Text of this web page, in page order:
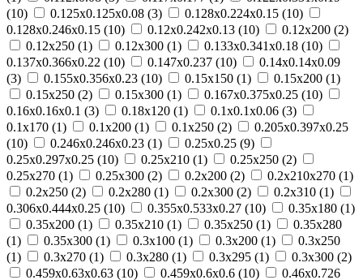
(10) 0.125х0.125х0.08 (3) 0.128х0.224х0.15 (10)
0.128х0.246х0.15 (10) 0.12х0.242х0.13 (10) 0.12х200 (2)
0.12х250 (1) 0.12х300 (1) 0.133х0.341х0.18 (10)
0.137х0.366х0.22 (10) 0.147х0.237 (10)
0.14х0.14х0.09
(3) 0.155х0.356х0.23 (10) 0.15х150 (1) 0.15х200 (1)
0.15х250 (2) 0.15х300 (1) 0.167х0.375х0.25 (10)
0.16х0.16х0.1 (3) 0.18х120 (1) 0.1х0.1х0.06 (3)
0.1х170 (1) 0.1х200 (1) 0.1х250 (2)
0.205х0.397х0.25
(10) 0.246х0.246х0.23 (1) 0.25х0.25 (9)
0.25х0.297х0.25 (10) 0.25х210 (1) 0.25х250 (2)
0.25х270 (1) 0.25х300 (2) 0.2х200 (2) 0.2х210х270 (1)
0.2х250 (2) 0.2х280 (1) 0.2х300 (2) 0.2х310 (1)
0.306х0.444х0.25 (10) 0.355х0.533х0.27 (10) 0.35х180 (1)
0.35х200 (1) 0.35х210 (1) 0.35х250 (1)
0.35х280
(1) 0.35х300 (1) 0.3х100 (1) 0.3х200 (1)
0.3х250
(1) 0.3х270 (1) 0.3х280 (1) 0.3х295 (1) 0.3х300 (2)
0.459х0.63х0.63 (10) 0.459х0.6х0.6 (10) 0.46х0.726